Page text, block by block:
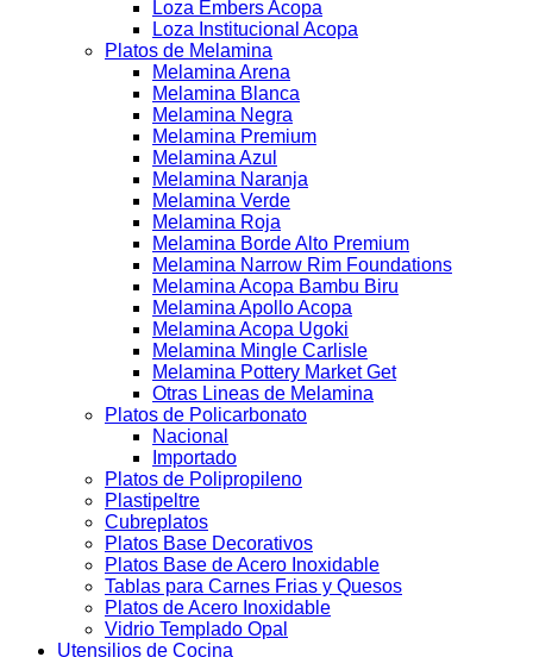
Loza Embers Acopa
Loza Institucional Acopa
Platos de Melamina
Melamina Arena
Melamina Blanca
Melamina Negra
Melamina Premium
Melamina Azul
Melamina Naranja
Melamina Verde
Melamina Roja
Melamina Borde Alto Premium
Melamina Narrow Rim Foundations
Melamina Acopa Bambu Biru
Melamina Apollo Acopa
Melamina Acopa Ugoki
Melamina Mingle Carlisle
Melamina Pottery Market Get
Otras Lineas de Melamina
Platos de Policarbonato
Nacional
Importado
Platos de Polipropileno
Plastipeltre
Cubreplatos
Platos Base Decorativos
Platos Base de Acero Inoxidable
Tablas para Carnes Frias y Quesos
Platos de Acero Inoxidable
Vidrio Templado Opal
Utensilios de Cocina